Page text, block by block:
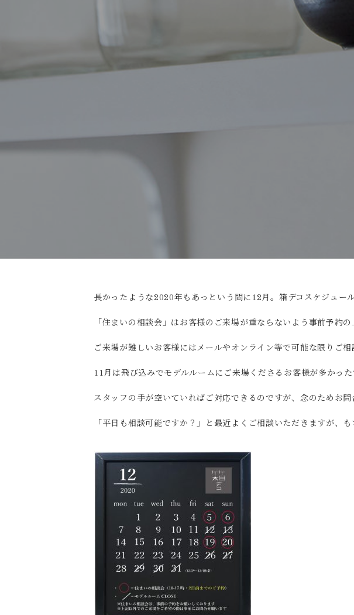
長かったような2020年もあっという間に12月。箱デコスケジュー
「住まいの相談会」はお客様のご来場が重ならないよう事前予約
ご来場が難しいお客様にはメールやオンライン等で可能な限りご相
11月は飛び込みでモデルルームにご来場くださるお客様が多かった
スタッフの手が空いていればご対応できるのですが、念のためお
「平日も相談可能ですか？」と最近よくご相談いただきますが、も